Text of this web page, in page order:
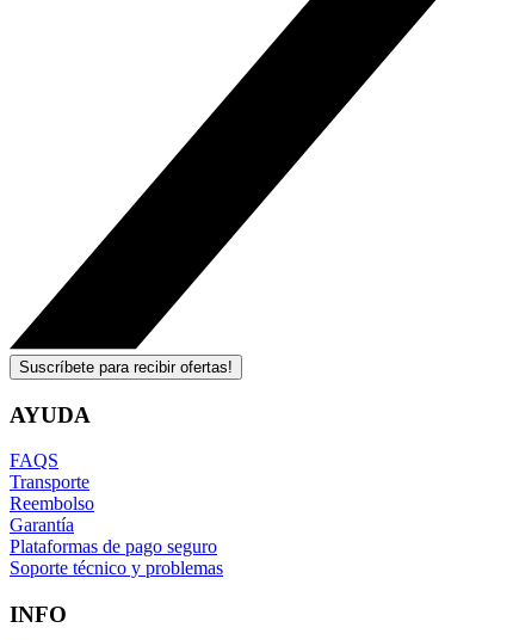
Suscríbete para recibir ofertas!
AYUDA
FAQS
Transporte
Reembolso
Garantía
Plataformas de pago seguro
Soporte técnico y problemas
INFO